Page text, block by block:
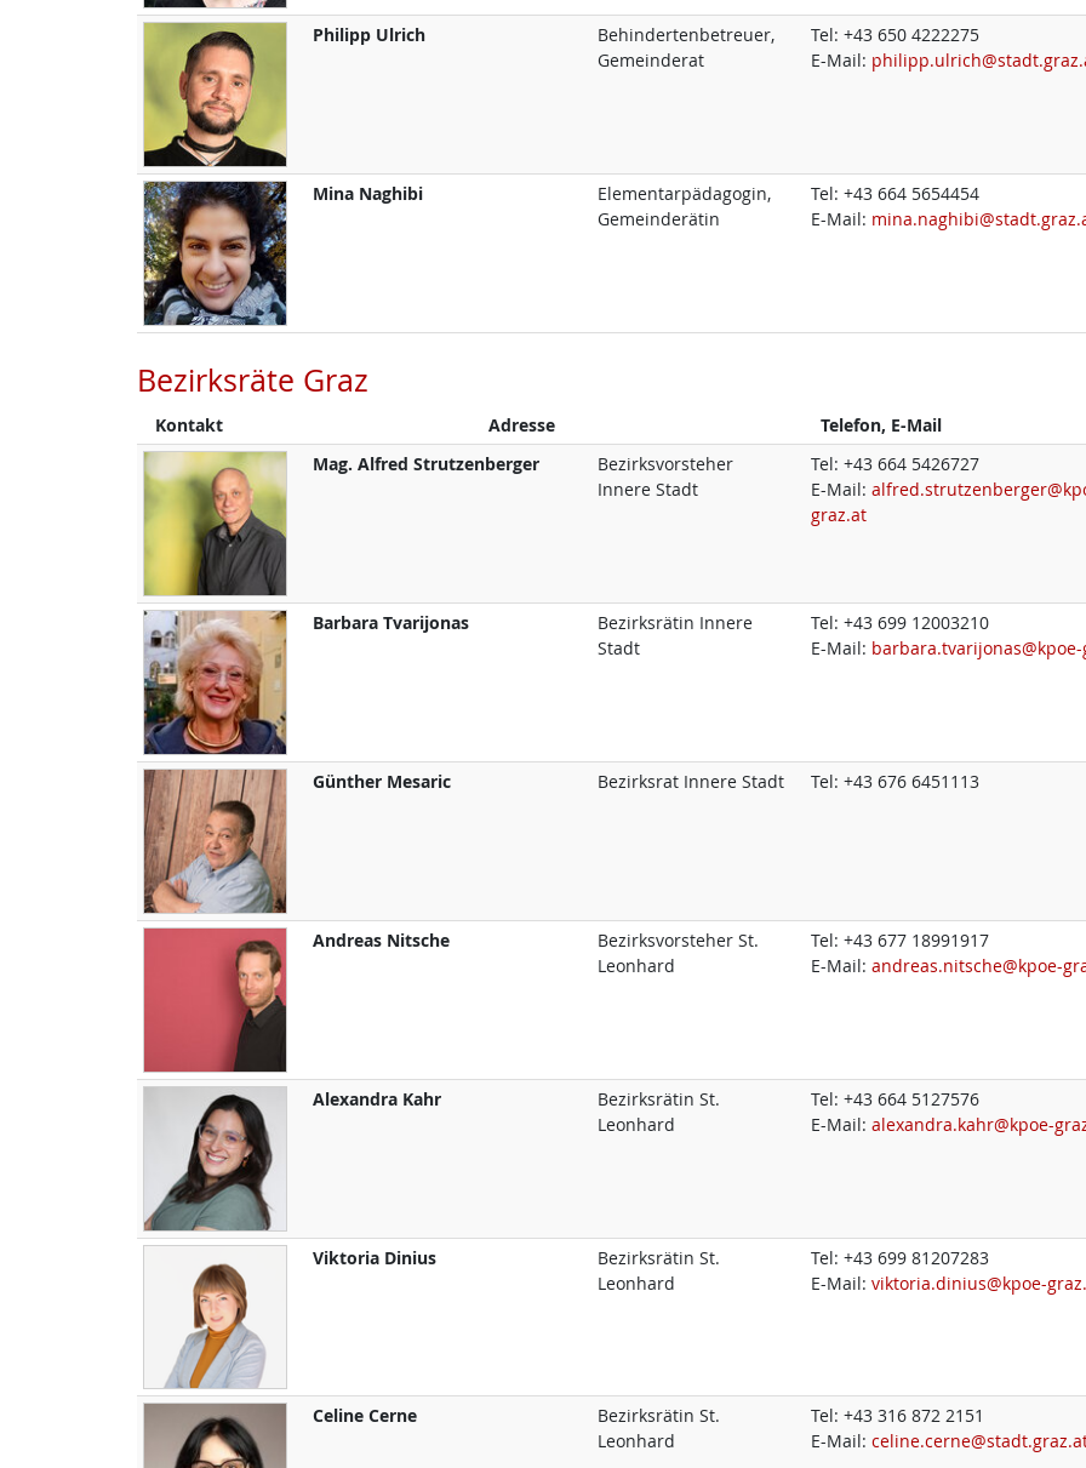
Philipp Ulrich
Behindertenbetreuer,
Gemeinderat
Tel:+43 650 4222275
E-Mail:
Mina Naghibi
Elementarpädagogin,
Gemeinderätin
Tel:+43 664 5654454
E-Mail:
Bezirksräte Graz
Kontakt Adresse
Telefon, E-Mail
Mag. Alfred Strutzenberger
Bezirksvorsteher
Innere Stadt
Tel:+43 664 5426727
E-Mail:
graz.at
Barbara Tvarijonas
Bezirksrätin Innere
Stadt
Tel:+43 699 12003210
E-Mail:
Günther Mesaric Bezirksrat Innere Stadt Tel:+43 676 6451113
Andreas Nitsche
Bezirksvorsteher St.
Leonhard
Tel:+43 677 18991917
E-Mail:andreas.nitsche@kpoe-
Alexandra Kahr
Bezirksrätin St.
Leonhard
Tel:+43 664 5127576
E-Mail:alexandra.kahr@kpoe-
Viktoria Dinius
Bezirksrätin St.
Leonhard
Tel:+43 699 81207283
E-Mail:viktoria.dinius@kpoe-
Celine Cerne
Bezirksrätin St.
Leonhard
Tel:+43 316 872 2151
E-Mail: